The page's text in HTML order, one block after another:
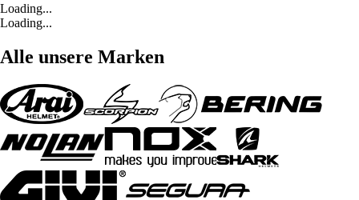
Loading...
Loading...
Alle unsere Marken